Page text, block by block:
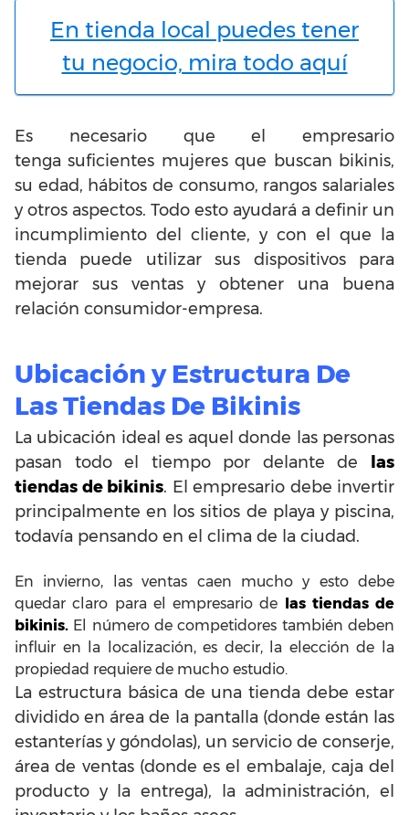
En tienda local puedes tener
tu negocio, mira todo aquí
Es necesario que el empresario
tenga suficientes mujeres que buscan bikinis,
su edad, hábitos de consumo, rangos salariales
y otros aspectos. Todo esto ayudará a definir un
incumplimiento del cliente, y con el que la
tienda puede utilizar sus dispositivos para
mejorar sus ventas y obtener una buena
relación consumidor-empresa.
Ubicación y Estructura De
Las Tiendas De Bikinis
La ubicación ideal es aquel donde las personas
pasan todo el tiempo por delante de las
tiendas de bikinis. El empresario debe invertir
principalmente en los sitios de playa y piscina,
todavía pensando en el clima de la ciudad.
En invierno, las ventas caen mucho y esto debe
quedar claro para el empresario de
las tiendas de
bikinis. El número de competidores también deben
influir en la localización, es decir, la elección de la
propiedad requiere de mucho estudio.
La estructura básica de una tienda debe estar
dividido en área de la pantalla (donde están las
estanterías y góndolas), un servicio de conserje,
área de ventas (donde es el embalaje, caja del
producto y la entrega), la administración, el